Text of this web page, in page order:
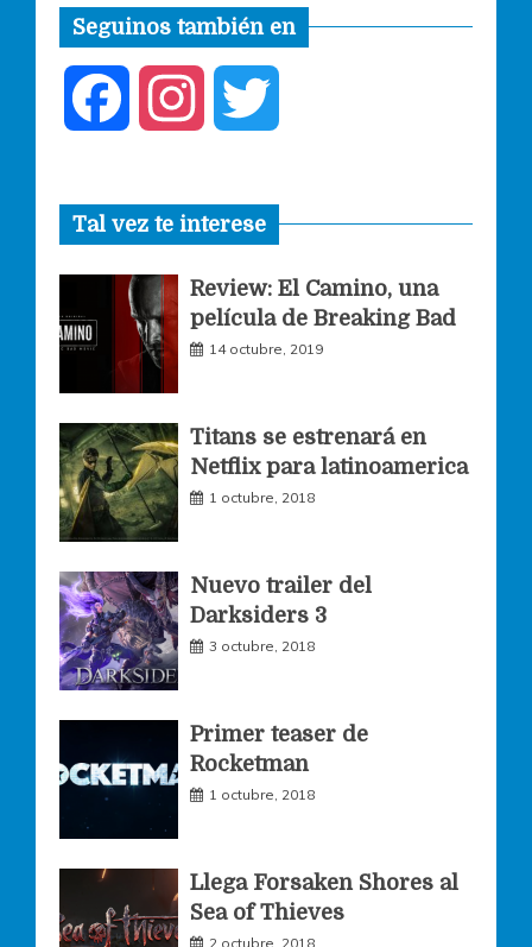
Seguinos también en
c
e
b
o
o
s
t
a
g
m
i
t
t
r
Tal vez te interese
Review: El Camino, una
película de Breaking Bad
14 octubre, 2019
Titans se estrenará en
Netflix para latinoamerica
1 octubre, 2018
Nuevo trailer del
Darksiders 3
3 octubre, 2018
Primer teaser de
Rocketman
1 octubre, 2018
Llega Forsaken Shores al
Sea of Thieves
2 octubre, 2018